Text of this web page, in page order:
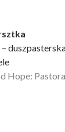
–
Hope: